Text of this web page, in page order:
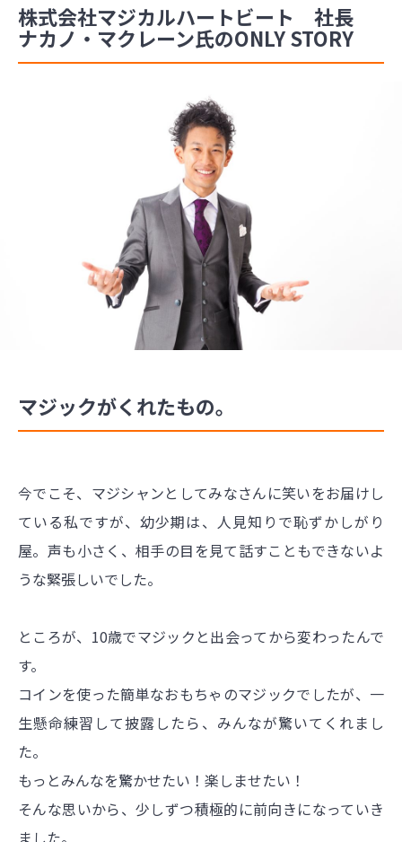
株式会社マジカルハートビート 社長
ナカノ・マクレーン氏のONLY STORY
マジックがくれたもの。
今でこそ、マジシャンとしてみなさんに笑いをお届けし
ている私ですが、幼少期は、人見知りで恥ずかしがり
屋。声も小さく、相手の目を見て話すこともできないよ
うな緊張しいでした。
ところが、10歳でマジックと出会ってから変わったんで
す。
コインを使った簡単なおもちゃのマジックでしたが、一
生懸命練習して披露したら、みんなが驚いてくれまし
た。
もっとみんなを驚かせたい！楽しませたい！
そんな思いから、少しずつ積極的に前向きになっていき
ました。